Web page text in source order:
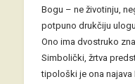
Bogu – ne životinju,
potpuno drukčiju
Ono ima dvostruko
Simbolički, žrtva
tipološki je ona najava